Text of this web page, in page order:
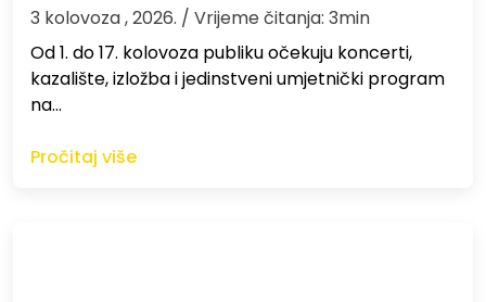
3 kolovoza , 2026. / Vrijeme čitanja: 3min
Od 1. do 17. kolovoza publiku očekuju koncerti,
kazalište, izložba i jedinstveni umjetnički program
na…
Pročitaj više